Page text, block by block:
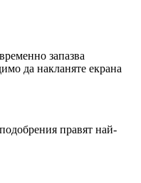
запазва
да накланяте екрана
правят най-